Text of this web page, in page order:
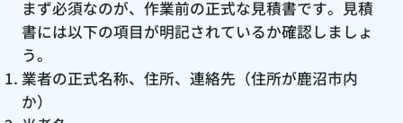
まず必須なのが、作業前の正式な見積書です。見積
書には以下の項目が明記されているか確認しましょ
う。
業者の正式名称、住所、連絡先（住所が鹿沼市内
か）